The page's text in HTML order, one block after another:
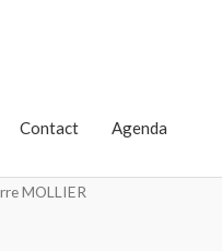
Contact Agenda
MOLLIER